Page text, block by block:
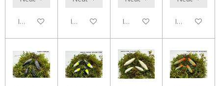
In den WarenkorbIn den WarenkorbIn den WarenkorbIn den